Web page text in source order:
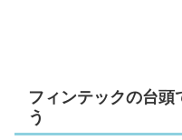
フィンテックの台頭
う